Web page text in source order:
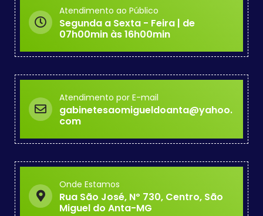
Atendimento ao Público
Segunda a Sexta - Feira | de
07h00min às 16h00min
Atendimento por E-mail
gabinetesaomigueldoanta@yahoo.
com
Onde Estamos
Rua São José, Nº 730, Centro, São
Miguel do Anta-MG